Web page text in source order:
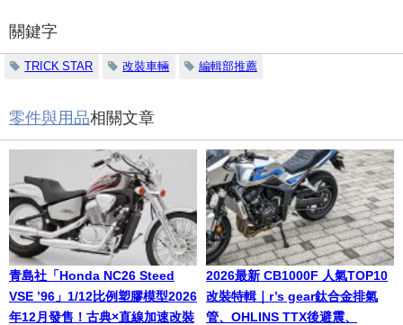
關鍵字
TRICK STAR 改裝車輛 編輯部推薦
零件與用品相關文章
青島社「Honda NC26 Steed
VSE ’96」1/12比例塑膠模型2026
年12月發售！古典×直線加速改裝
2026最新 CB1000F 人氣TOP10
改裝特輯｜r’s gear鈦合金排氣
管、OHLINS TTX後避震、